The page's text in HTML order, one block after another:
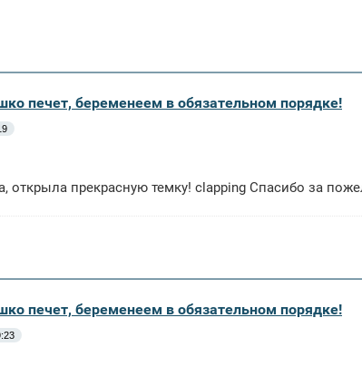
печет, беременеем в обязательном порядке!
открыла прекрасную темку! clapping Спасибо за
печет, беременеем в обязательном порядке!